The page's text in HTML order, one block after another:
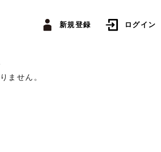
新規登録 ログイン
ません。